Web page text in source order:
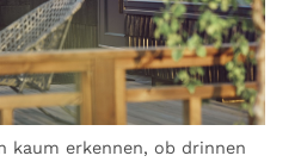
kaum erkennen, ob drinnen